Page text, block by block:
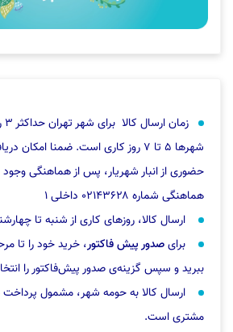
شهرها ۵ تا ۷ روز کاری است. ضمنا
حضوری از انبار شهریار، پس از هماهنگی
هماهنگی شماره ۰۲۱۴۳۶۲۸ داخلی ۱
ارسال کالا، روزهای کاری از شنبه تا
برایصدور پیش فاکتور، خرید خود را تا
ببرید و سپس گزینه‌ی صدور پیش‌فاکتور را
ارسال کالا به حومه شهر، مشمول پرداخت
مشتری است.